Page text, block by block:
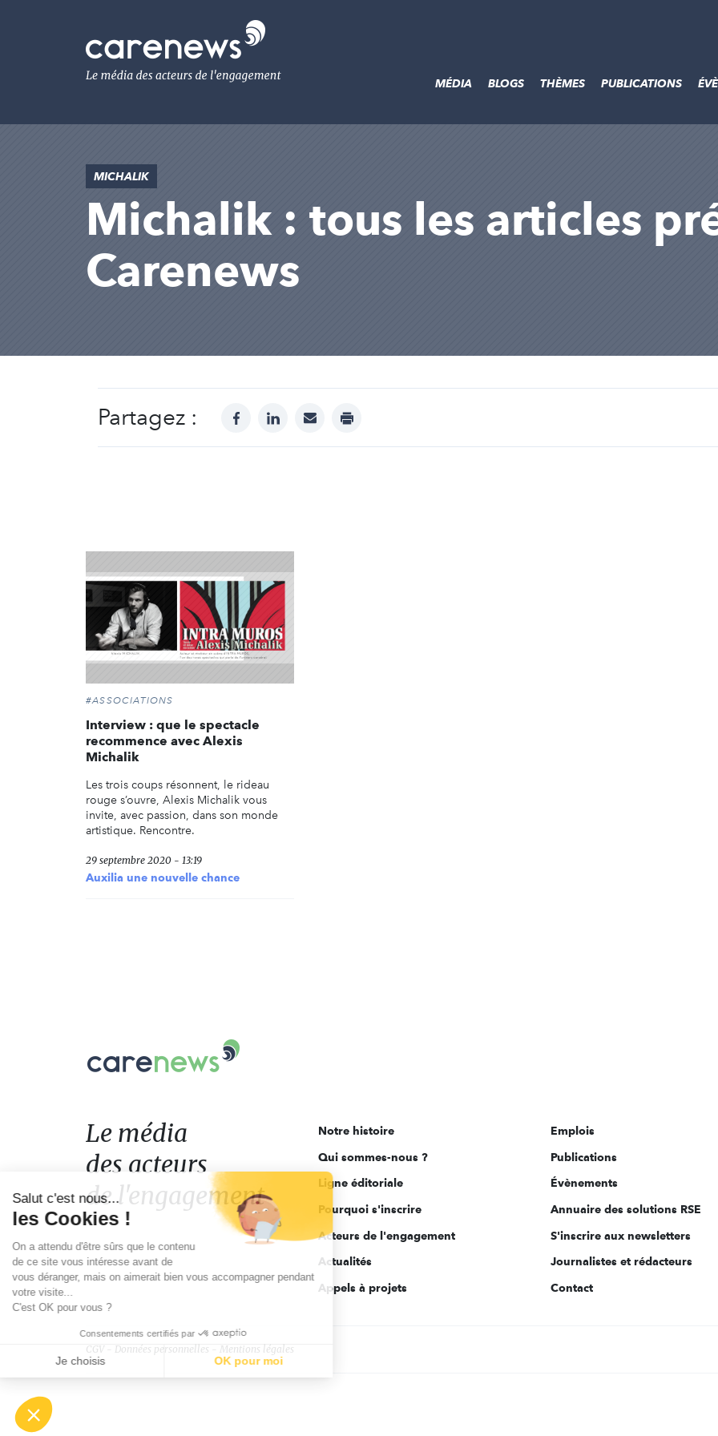
Le
média
de
MÉDIA BLOGS THÈMES PUBLICATIONS
MICHALIK
Michalik : tous les articles
Carenews
Partagez : facebooklinkedinmail print
#ASSOCIATIONS
Interview : que le spectacle
recommence avec Alexis
Michalik
Les trois coups résonnent, le rideau
rouge s’ouvre, Alexis Michalik vous
invite, avec passion, dans son monde
artistique. Rencontre.
29 septembre 2020 - 13:19
Auxilia une nouvelle chance
Le
acteurs
de
l'engagement
Le média
des acteurs
de l'engagement
Notre histoire
Qui sommes-nous ?
Ligne éditoriale
Pourquoi s'inscrire
Acteurs de l'engagement
Actualités
Appels à projets
Emplois
Publications
Évènements
Annuaire des solutions RSE
S'inscrire aux newsletters
Journalistes et rédacteurs
Contact
CGV Données personnelles Mentions légales
Salut c'est nous...
les Cookies !
On a attendu d'être sûrs que le contenu
de ce site vous intéresse avant de
vous déranger, mais on aimerait bien vous accompagner pendant
votre visite...
C'est OK pour vous ?
Consentements certifiés par
Je choisis OK pour moi
Notre plateforme vous permet d'adapter et de gérer vos paramètres de confidentialité, en garantissant la conformité